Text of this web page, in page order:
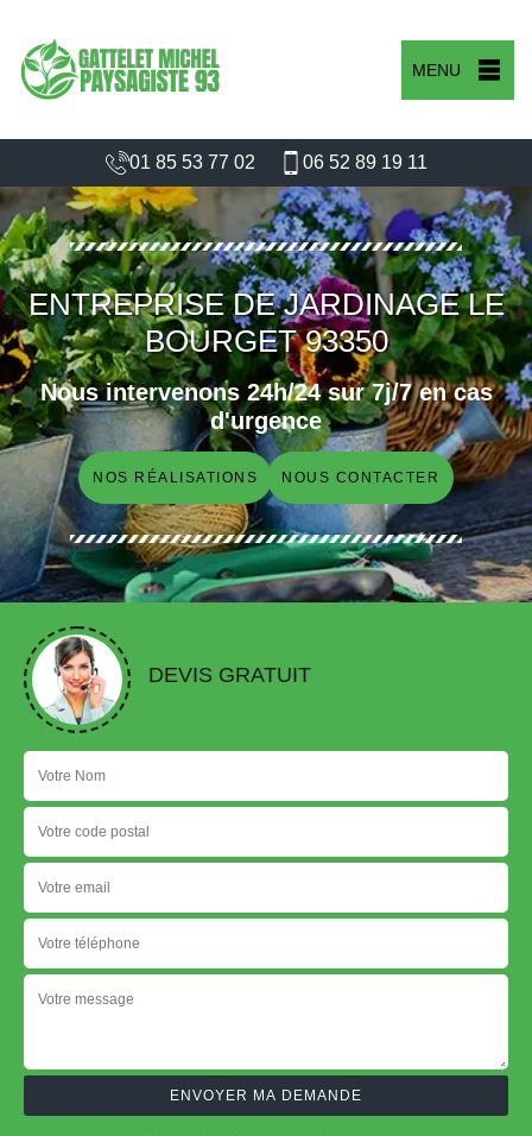
MENU
01 85 53 77 02 06 52 89 19 11
ENTREPRISE DE JARDINAGE LE
BOURGET 93350
Nous intervenons 24h/24 sur 7j/7 en cas
d'urgence
NOS RÉALISATIONS NOUS CONTACTER
DEVIS GRATUIT